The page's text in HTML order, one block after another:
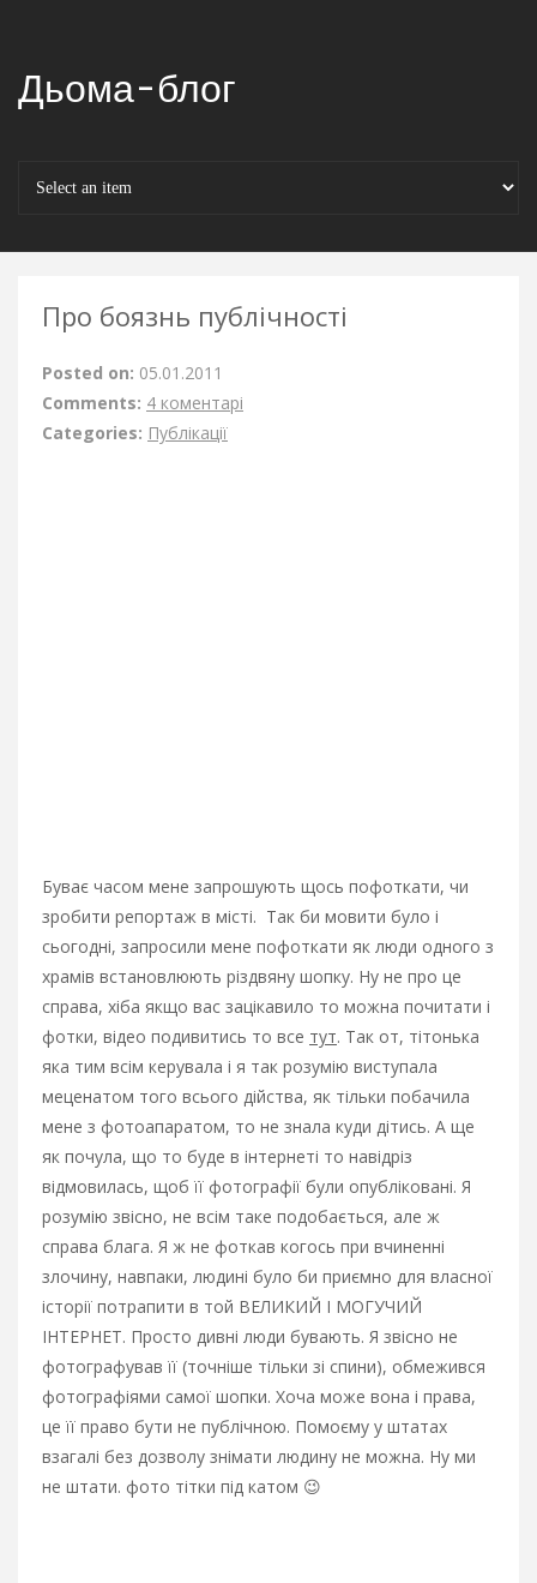
Дьома-блог
Про боязнь публічності
Posted on: 05.01.2011
Comments: 4 коментарі
Categories: Публікації
Буває часом мене запрошують щось пофоткати, чи
зробити репортаж в місті. Так би мовити було і
сьогодні, запросили мене пофоткати як люди одного з
храмів встановлюють різдвяну шопку. Ну не про це
справа, хіба якщо вас зацікавило то можна почитати і
фотки, відео подивитись то все тут. Так от, тітонька
яка тим всім керувала і я так розумію виступала
меценатом того всього дійства, як тільки побачила
мене з фотоапаратом, то не знала куди дітись. А ще
як почула, що то буде в інтернеті то навідріз
відмовилась, щоб її фотографії були опубліковані. Я
розумію звісно, не всім таке подобається, але ж
справа блага. Я ж не фоткав когось при вчиненні
злочину, навпаки, людині було би приємно для власної
історії потрапити в той ВЕЛИКИЙ І МОГУЧИЙ
ІНТЕРНЕТ. Просто дивні люди бувають. Я звісно не
фотографував її (точніше тільки зі спини), обмежився
фотографіями самої шопки. Хоча може вона і права,
це її право бути не публічною. Помоєму у штатах
взагалі без дозволу знімати людину не можна. Ну ми
не штати. фото тітки під катом 😉